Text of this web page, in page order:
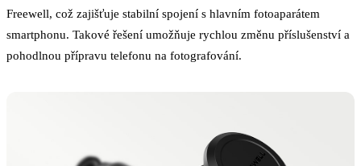
Freewell, což zajišťuje stabilní spojení s hlavním fotoaparátem
smartphonu. Takové řešení umožňuje rychlou změnu příslušenství a
pohodlnou přípravu telefonu na fotografování.